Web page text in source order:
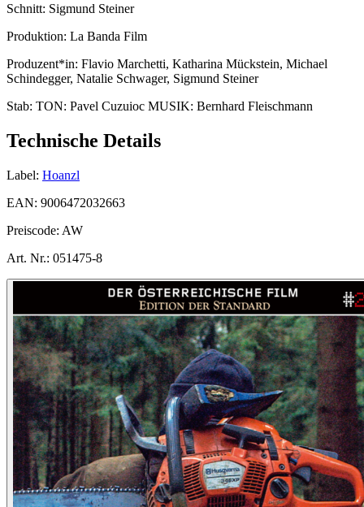
Schnitt: Sigmund Steiner
Produktion: La Banda Film
Produzent*in: Flavio Marchetti, Katharina Mückstein, Michael
Schindegger, Natalie Schwager, Sigmund Steiner
Stab: TON: Pavel Cuzuioc MUSIK: Bernhard Fleischmann
Technische Details
Label: Hoanzl
EAN: 9006472032663
Preiscode: AW
Art. Nr.: 051475-8